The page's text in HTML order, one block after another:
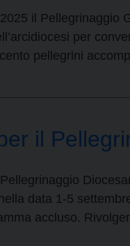
il
per
pellegrini
il
data 1-5
accluso.